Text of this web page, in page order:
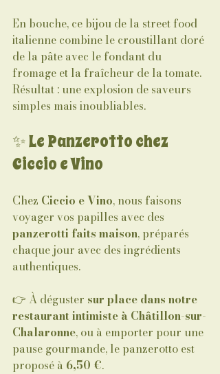
En bouche, ce bijou de la street food
italienne combine le croustillant doré
de la pâte avec le fondant du
fromage et la fraîcheur de la tomate.
Résultat : une explosion de saveurs
simples mais inoubliables.
✨ Le Panzerotto chez
Ciccio e Vino
Chez Ciccio e Vino, nous faisons
voyager vos papilles avec des
panzerotti faits maison, préparés
chaque jour avec des ingrédients
authentiques.
👉 À déguster sur place dans notre
restaurant intimiste à Châtillon-sur-
Chalaronne, ou à emporter pour une
pause gourmande, le panzerotto est
proposé à 6,50 €.